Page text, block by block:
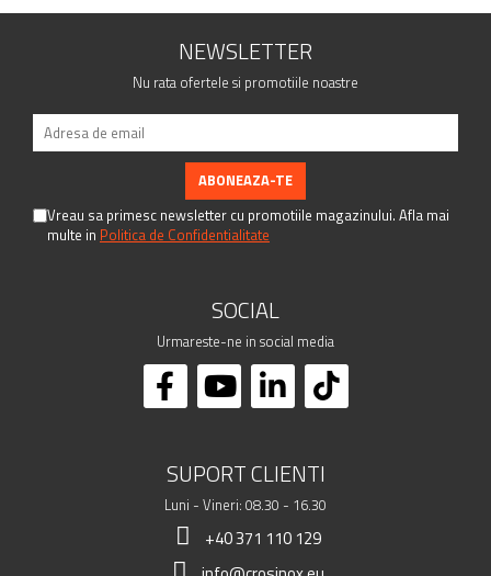
NEWSLETTER
Nu rata ofertele si promotiile noastre
Vreau sa primesc newsletter cu promotiile magazinului. Afla mai
multe in Politica de Confidentialitate
SOCIAL
Urmareste-ne in social media
SUPORT CLIENTI
Luni - Vineri: 08.30 - 16.30
+40 371 110 129